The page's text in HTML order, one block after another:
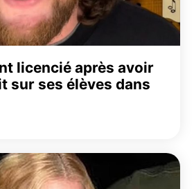
licencié après avoir
sur ses élèves dans